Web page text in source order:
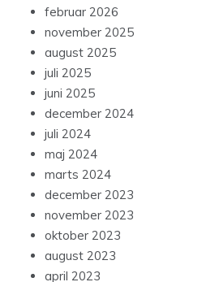
februar 2026
november 2025
august 2025
juli 2025
juni 2025
december 2024
juli 2024
maj 2024
marts 2024
december 2023
november 2023
oktober 2023
august 2023
april 2023